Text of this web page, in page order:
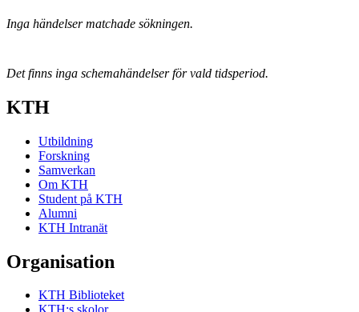
Inga händelser matchade sökningen.
Det finns inga schemahändelser för vald tidsperiod.
KTH
Utbildning
Forskning
Samverkan
Om KTH
Student på KTH
Alumni
KTH Intranät
Organisation
KTH Biblioteket